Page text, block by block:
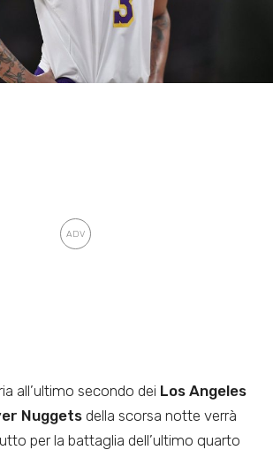
all’ultimo secondo dei Los Angeles
Nuggets della scorsa notte verrà
per la battaglia dell’ultimo quarto